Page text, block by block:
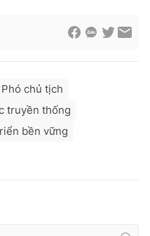
Phó chủ tịch
truyền thống
bền vững